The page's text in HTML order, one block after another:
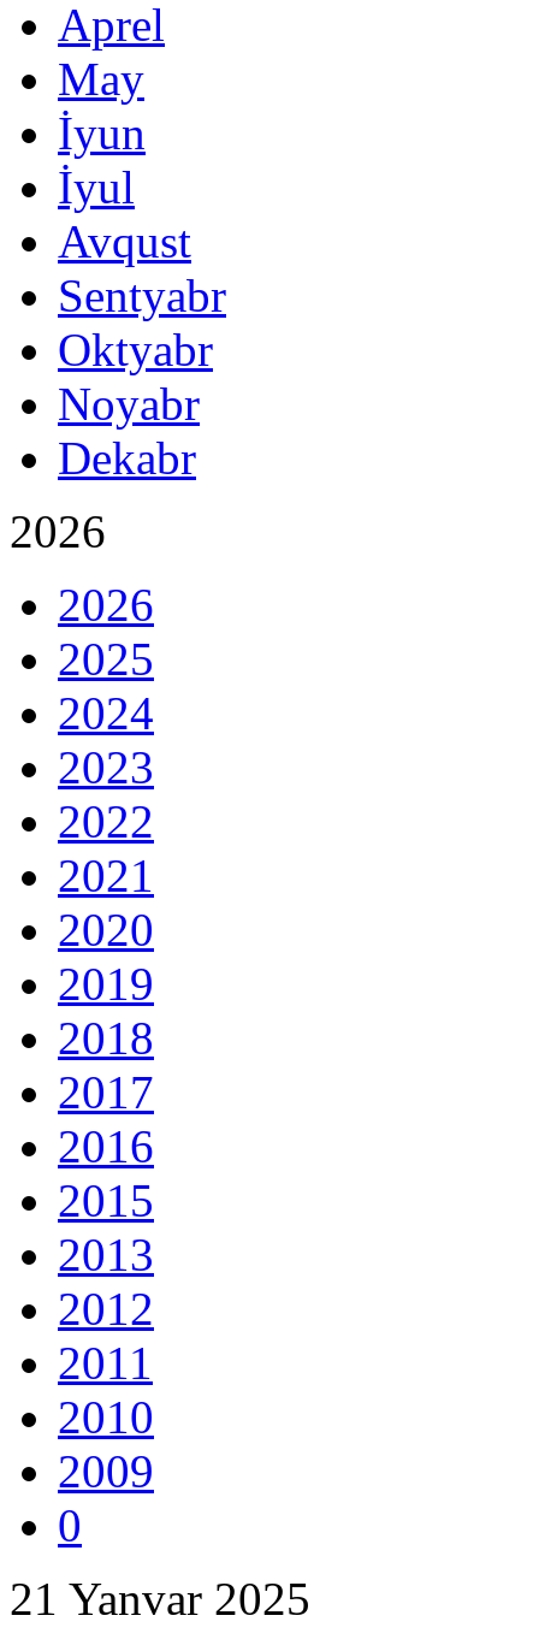
Aprel
May
İyun
İyul
Avqust
Sentyabr
Oktyabr
Noyabr
Dekabr
2026
2026
2025
2024
2023
2022
2021
2020
2019
2018
2017
2016
2015
2013
2012
2011
2010
2009
0
21 Yanvar 2025